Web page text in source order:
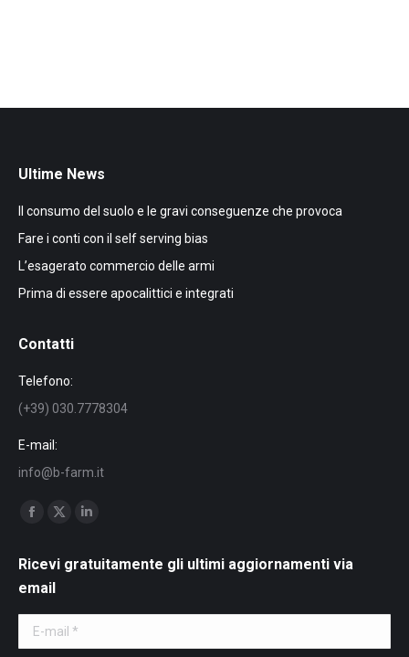
Ultime News
Il consumo del suolo e le gravi conseguenze che provoca
Fare i conti con il self serving bias
L’esagerato commercio delle armi
Prima di essere apocalittici e integrati
Contatti
Telefono:
(+39) 030.7778304
E-mail:
info@b-farm.it
Find us on:
Facebook
opens
in
new
window
X
opens
new
window
opens
new
Ricevi gratuitamente gli ultimi aggiornamenti via
email
E-mail *